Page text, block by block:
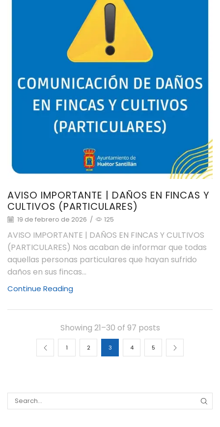
AVISO IMPORTANTE | DAÑOS EN FINCAS Y
CULTIVOS (PARTICULARES)
19 de febrero de 2026 / 125
AVISO IMPORTANTE | DAÑOS EN FINCAS Y CULTIVOS
(PARTICULARES) Nos acaban de informar que todas
aquellas personas particulares que hayan sufrido
daños en sus fincas...
Continue Reading
Showing 21–30 of 97 posts
1 2 3 4 5